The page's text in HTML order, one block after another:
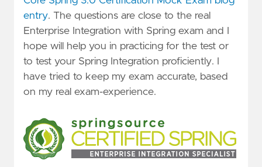
entry. The questions are close to the real
Enterprise Integration with Spring exam and I
hope will help you in practicing for the test or
to test your Spring Integration proficiently. I
have tried to keep my exam accurate, based
on my real exam-experience.